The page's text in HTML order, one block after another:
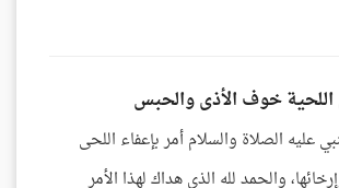
خوف الأذى والحبس
عليه الصلاة والسلام أمر بإعفاء اللحى
والحمد لله الذي هداك لهذا الأمر